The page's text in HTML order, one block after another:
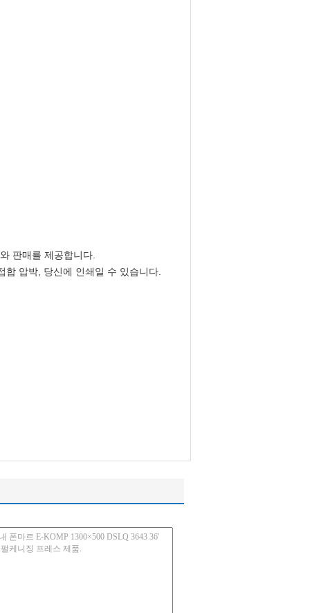
판매를 제공합니다.
압박, 당신에 인쇄일 수 있습니다.